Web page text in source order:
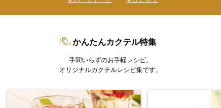
かんたんカクテル特集
手間いらずのお手軽レシピ。
オリジナルカクテルレシピ集です。